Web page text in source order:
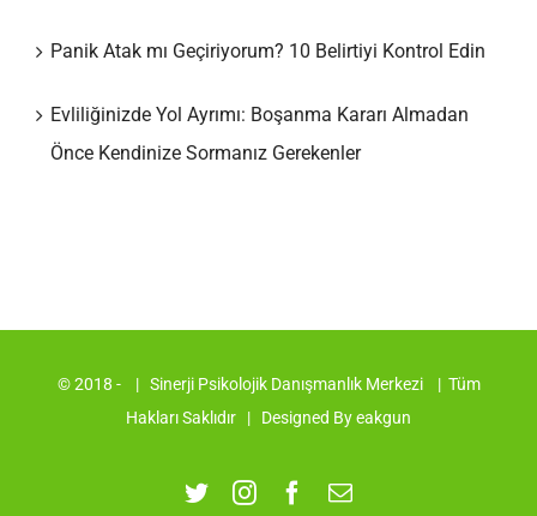
Panik Atak mı Geçiriyorum? 10 Belirtiyi Kontrol Edin
Evliliğinizde Yol Ayrımı: Boşanma Kararı Almadan
Önce Kendinize Sormanız Gerekenler
© 2018 - | Sinerji Psikolojik Danışmanlık Merkezi
| Tüm
Hakları Saklıdır | Designed Byeakgun
TwitterInstagramFacebook
E-